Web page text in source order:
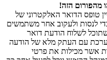
מהפורום הזה!
טופס הדואר האלקטרוני של
לנסות ולעקוב אחר משתמשים
לשלוח הודעת דואר
עם העתק מלא של הודעה
אשר מכילות את פרטי